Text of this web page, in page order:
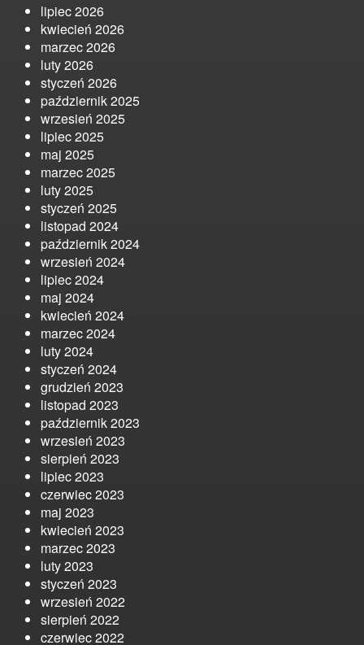
lipiec 2026
kwiecień 2026
marzec 2026
luty 2026
styczeń 2026
październik 2025
wrzesień 2025
lipiec 2025
maj 2025
marzec 2025
luty 2025
styczeń 2025
listopad 2024
październik 2024
wrzesień 2024
lipiec 2024
maj 2024
kwiecień 2024
marzec 2024
luty 2024
styczeń 2024
grudzień 2023
listopad 2023
październik 2023
wrzesień 2023
sierpień 2023
lipiec 2023
czerwiec 2023
maj 2023
kwiecień 2023
marzec 2023
luty 2023
styczeń 2023
wrzesień 2022
sierpień 2022
czerwiec 2022